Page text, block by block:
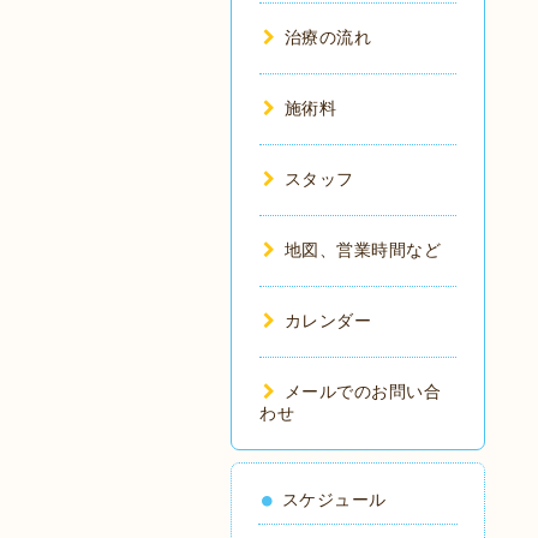
治療の流れ
施術料
スタッフ
地図、営業時間など
カレンダー
メールでのお問い合
わせ
スケジュール